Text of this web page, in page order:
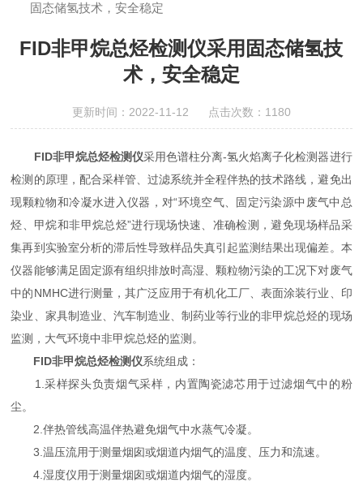
固态储氢技术，安全稳定
FID非甲烷总烃检测仪采用固态储氢技
术，安全稳定
更新时间：2022-11-12 点击次数：1180
FID非甲烷总烃检测仪采用色谱柱分离-氢火焰离子化检测器进行
检测的原理，配合采样管、过滤系统并全程伴热的技术路线，避免出
现颗粒物和冷凝水进入仪器，对“环境空气、固定污染源中废气中总
烃、甲烷和非甲烷总烃”进行现场快速、准确检测，避免现场样品采
集再到实验室分析的滞后性导致样品失真引起监测结果出现偏差。本
仪器能够满足固定源有组织排放时高湿、颗粒物污染的工况下对废气
中的NMHC进行测量，其广泛应用于有机化工厂、表面涂装行业、印
染业、家具制造业、汽车制造业、制药业等行业的非甲烷总烃的现场
监测，大气环境中非甲烷总烃的监测。
FID非甲烷总烃检测仪系统组成：
1.采样探头负责烟气采样，内置陶瓷滤芯用于过滤烟气中的粉
尘。
2.伴热管线高温伴热避免烟气中水蒸气冷凝。
3.温压流用于测量烟囱或烟道内烟气的温度、压力和流速。
4.湿度仪用于测量烟囱或烟道内烟气的湿度。